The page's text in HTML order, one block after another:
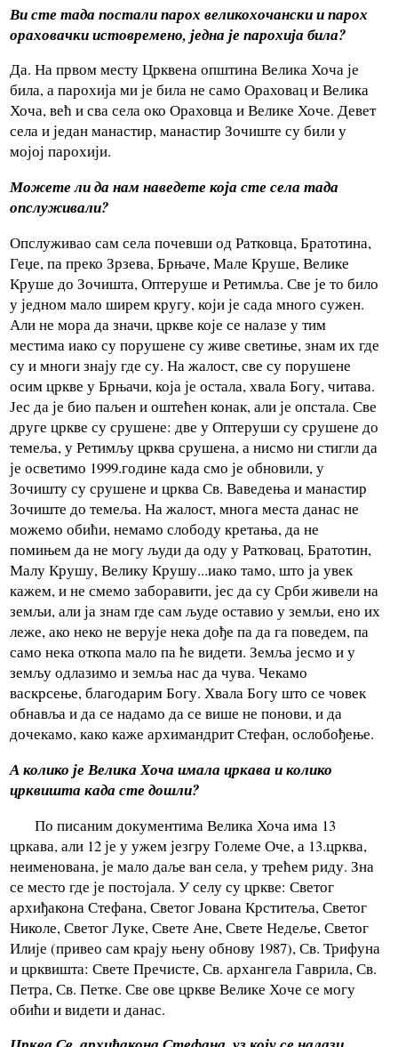
Ви сте тада постали парох великохочански и парох
ораховачки истовремено, једна је парохија била?
Да. На првом месту Црквена општина Велика Хоча је
била, а парохија ми је била не само Ораховац и Велика
Хоча, већ и сва села око Ораховца и Велике Хоче. Девет
села и један манастир, манастир Зочиште су били у
мојој парохији.
Можете ли да нам наведете која сте села тада
опслуживали?
Опслуживао сам села почевши од Ратковца, Братотина,
Геџе, па преко Зрзева, Брњаче, Мале Круше, Велике
Круше до Зочишта, Оптеруше и Ретимља. Све је то било
у једном мало ширем кругу, који је сада много сужен.
Али не мора да значи, цркве које се налазе у тим
местима иако су порушене су живе светиње, знам их где
су и многи знају где су. На жалост, све су порушене
осим цркве у Брњачи, која је остала, хвала Богу, читава.
Јес да је био паљен и оштећен конак, али је опстала. Све
друге цркве су срушене: две у Оптеруши су срушене до
темеља, у Ретимљу црква срушена, а нисмо ни стигли да
је осветимо 1999.године када смо је обновили, у
Зочишту су срушене и црква Св. Ваведења и манастир
Зочиште до темеља. На жалост, многа места данас не
можемо обићи, немамо слободу кретања, да не
помињем да не могу људи да оду у Ратковац, Братотин,
Малу Крушу, Велику Крушу...иако тамо, што ја увек
кажем, и не смемо заборавити, јес да су Срби живели на
земљи, али ја знам где сам људе оставио у земљи, ено их
леже, ако неко не верује нека дође па да га поведем, па
само нека откопа мало па ће видети. Земља јесмо и у
земљу одлазимо и земља нас да чува. Чекамо
васкрсење, благодарим Богу. Хвала Богу што се човек
обнавља и да се надамо да се више не понови, и да
дочекамо, како каже архимандрит Стефан, ослобођење.
А колико је Велика Хоча имала цркава и колико
црквишта када сте дошли?
По писаним документима Велика Хоча има 13
цркава, али 12 је у ужем језгру Големе Оче, а 13.црква,
неименована, је мало даље ван села, у трећем риду. Зна
се место где је постојала. У селу су цркве: Светог
архиђакона Стефана, Светог Јована Крститеља, Светог
Николе, Светог Луке, Свете Ане, Свете Недеље, Светог
Илије (привео сам крају њену обнову 1987), Св. Трифуна
и црквишта: Свете Пречисте, Св. архангела Гаврила, Св.
Петра, Св. Петке. Све ове цркве Велике Хоче се могу
обићи и видети и данас.